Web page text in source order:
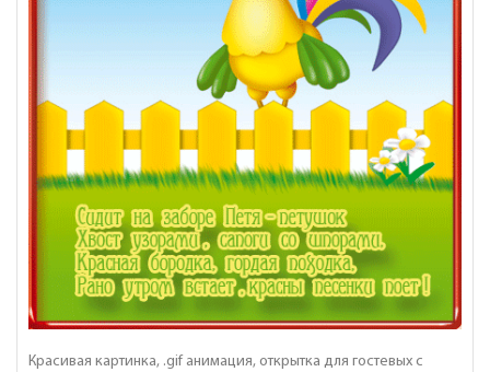
Красивая картинка, .gif анимация, открытка для гостевых с